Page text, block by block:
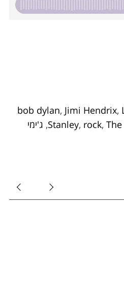
bob dylan, Jimi Hendrix,
Stanley, rock,
, ג'ימי